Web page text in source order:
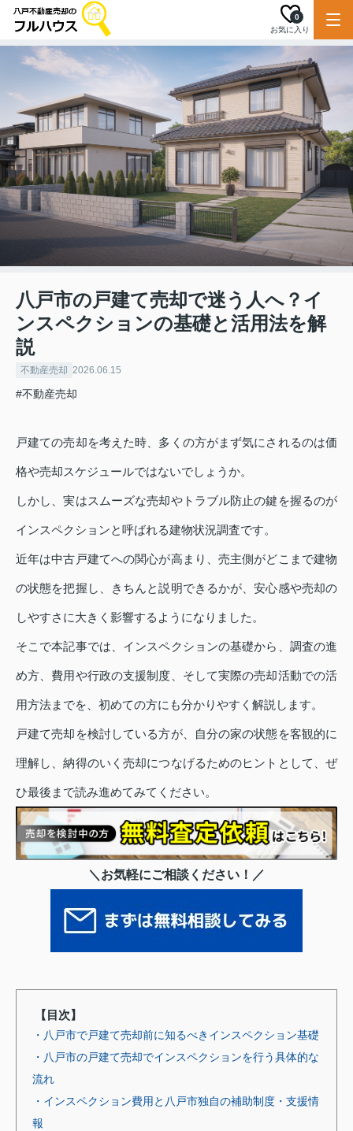
お気に入り
0
八戸市の戸建て売却で迷う人へ？イ
ンスペクションの基礎と活用法を解
説
不動産売却 2026.06.15
#不動産売却
戸建ての売却を考えた時、多くの方がまず気にされるのは価
格や売却スケジュールではないでしょうか。
しかし、実はスムーズな売却やトラブル防止の鍵を握るのが
インスペクションと呼ばれる建物状況調査です。
近年は中古戸建てへの関心が高まり、売主側がどこまで建物
の状態を把握し、きちんと説明できるかが、安心感や売却の
しやすさに大きく影響するようになりました。
そこで本記事では、インスペクションの基礎から、調査の進
め方、費用や行政の支援制度、そして実際の売却活動での活
用方法までを、初めての方にも分かりやすく解説します。
戸建て売却を検討している方が、自分の家の状態を客観的に
理解し、納得のいく売却につなげるためのヒントとして、ぜ
ひ最後まで読み進めてみてください。
＼お気軽にご相談ください！／
【目次】
・八戸市で戸建て売却前に知るべきインスペクション基礎
・八戸市の戸建て売却でインスペクションを行う具体的な
流れ
・インスペクション費用と八戸市独自の補助制度・支援情
報